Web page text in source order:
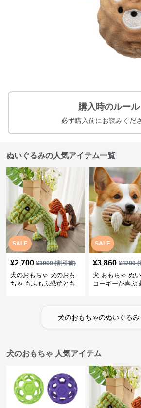
購入時のルール
必ず購入前にお読みくだ
ぬいぐるみの人気アイテム一覧
SALE
¥2,700 ¥3000(割引前)
犬のおもちゃ 犬のおも
ちゃ もふもふ恐竜とも
SALE
¥3,860 ¥4290(
犬 おもちゃ ぬい
コーギーが喜ぶ
犬のおもちゃのぬいぐるみ
犬のおもちゃ 人気アイテム